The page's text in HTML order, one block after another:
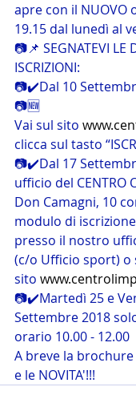
apre con il NUOVO
19.15 dal lunedì al
📷📌 SEGNATEVI LE
ISCRIZIONI:
📷✔️Dal 10
📷🆕
Vai sul sito
clicca sul tasto
📷✔️Dal 17
ufficio del CENTRO
Don Camagni, 10
modulo di
presso il nostro
(c/o Ufficio sport) o
sito
📷✔️Martedì 25 e
Settembre 2018
orario 10.00 - 12.00
A breve la brochure
e le NOVITA'!!!